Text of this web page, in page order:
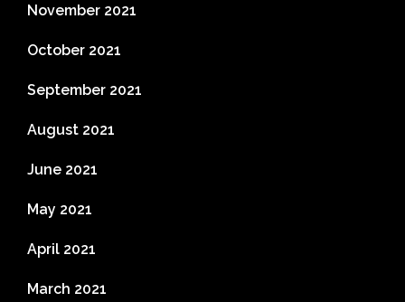
November 2021
October 2021
September 2021
August 2021
June 2021
May 2021
April 2021
March 2021